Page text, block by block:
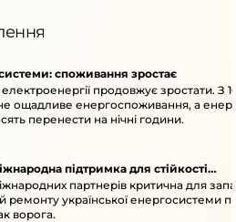
споживання зростає
продовжує зростати. З
ощадливе енергоспоживання, а
перенести на нічні години.
підтримка для стійкості
партнерів критична для
ремонту української енергосистеми
ворога.